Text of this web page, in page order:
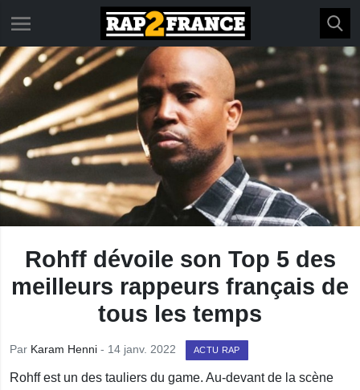
Rohff dévoile son Top 5 des
meilleurs rappeurs français de
tous les temps
Par Karam Henni - 14 janv. 2022 ACTU RAP
Rohff est un des tauliers du game. Au-devant de la scène